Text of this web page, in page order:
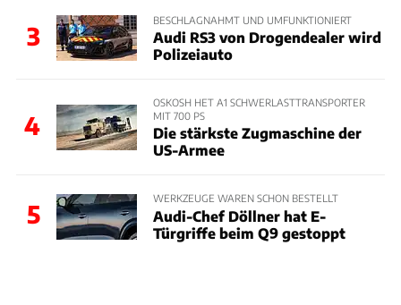
3
BESCHLAGNAHMT UND UMFUNKTIONIERT
Audi RS3 von Drogendealer wird
Polizeiauto
4
OSKOSH HET A1 SCHWERLASTTRANSPORTER
MIT 700 PS
Die stärkste Zugmaschine der
US-Armee
5
WERKZEUGE WAREN SCHON BESTELLT
Audi-Chef Döllner hat E-
Türgriffe beim Q9 gestoppt